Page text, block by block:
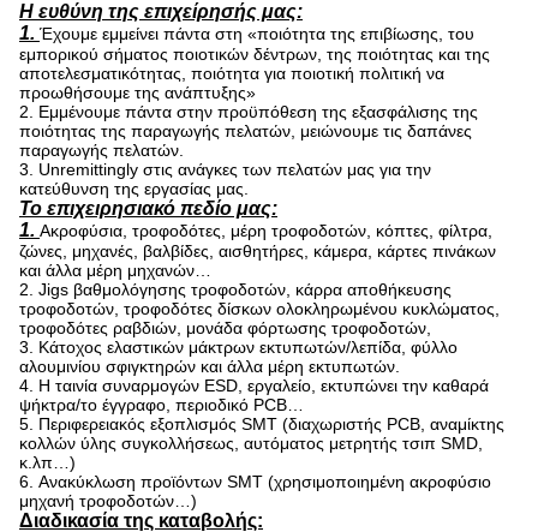
Η ευθύνη της επιχείρησής μας:
1. Έχουμε εμμείνει πάντα στη «ποιότητα της επιβίωσης, του
εμπορικού σήματος ποιοτικών δέντρων, της ποιότητας και της
αποτελεσματικότητας, ποιότητα για ποιοτική πολιτική να
προωθήσουμε της ανάπτυξης»
2. Εμμένουμε πάντα στην προϋπόθεση της εξασφάλισης της
ποιότητας της παραγωγής πελατών, μειώνουμε τις δαπάνες
παραγωγής πελατών.
3. Unremittingly στις ανάγκες των πελατών μας για την
κατεύθυνση της εργασίας μας.
Το επιχειρησιακό πεδίο μας:
1. Ακροφύσια, τροφοδότες, μέρη τροφοδοτών, κόπτες, φίλτρα,
ζώνες, μηχανές, βαλβίδες, αισθητήρες, κάμερα, κάρτες πινάκων
και άλλα μέρη μηχανών…
2. Jigs βαθμολόγησης τροφοδοτών, κάρρα αποθήκευσης
τροφοδοτών, τροφοδότες δίσκων ολοκληρωμένου κυκλώματος,
τροφοδότες ραβδιών, μονάδα φόρτωσης τροφοδοτών,
3. Κάτοχος ελαστικών μάκτρων εκτυπωτών/λεπίδα, φύλλο
αλουμινίου σφιγκτηρών και άλλα μέρη εκτυπωτών.
4. Η ταινία συναρμογών ESD, εργαλείο, εκτυπώνει την καθαρά
ψήκτρα/το έγγραφο, περιοδικό PCB…
5. Περιφερειακός εξοπλισμός SMT (διαχωριστής PCB, αναμίκτης
κολλών ύλης συγκολλήσεως, αυτόματος μετρητής τσιπ SMD,
κ.λπ…)
6. Ανακύκλωση προϊόντων SMT (χρησιμοποιημένη ακροφύσιο
μηχανή τροφοδοτών…)
Διαδικασία της καταβολής: